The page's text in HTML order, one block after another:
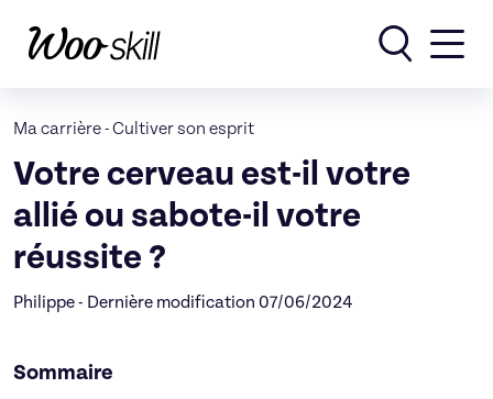
Ma carrière-Cultiver son esprit
Votre cerveau est-il votre
allié ou sabote-il votre
réussite ?
Philippe - Dernière modification 07/06/2024
Sommaire